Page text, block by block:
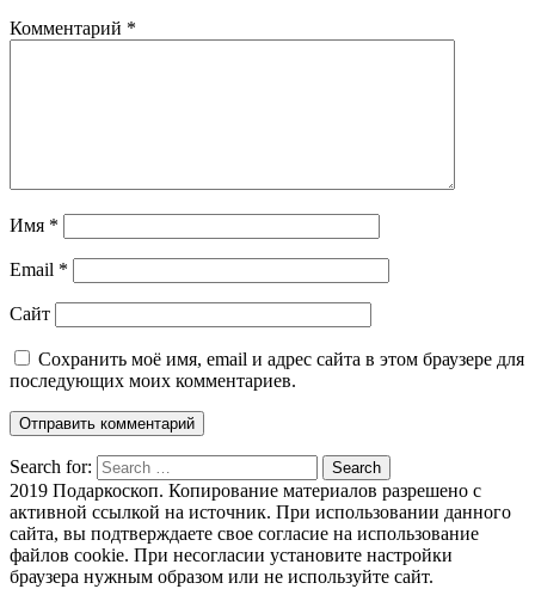
Комментарий *
Имя *
Email *
Сайт
Сохранить моё имя, email и адрес сайта в этом браузере для
последующих моих комментариев.
Search for: Search
2019 Подаркоскоп. Копирование материалов разрешено с
активной ссылкой на источник. При использовании данного
сайта, вы подтверждаете свое согласие на использование
файлов cookie. При несогласии установите настройки
браузера нужным образом или не используйте сайт.